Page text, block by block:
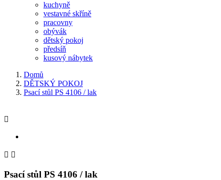
kuchyně
vestavné skříně
pracovny
obývák
dětský pokoj
předsíň
kusový nábytek
Domů
DĚTSKÝ POKOJ
Psací stůl PS 4106 / lak

 
Psací stůl PS 4106 / lak